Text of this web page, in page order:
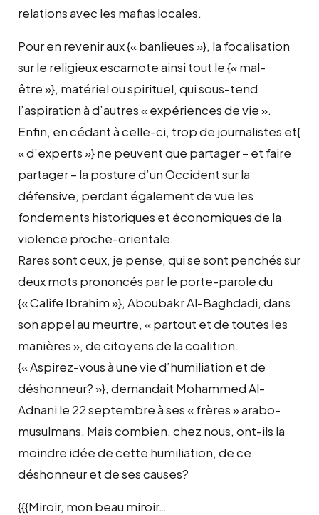
relations avec les mafias locales.
Pour en revenir aux {« banlieues »}, la focalisation
sur le religieux escamote ainsi tout le {« mal-
être »}, matériel ou spirituel, qui sous-tend
l’aspiration à d’autres « expériences de vie ».
Enfin, en cédant à celle-ci, trop de journalistes et{
« d’experts »} ne peuvent que partager – et faire
partager – la posture d’un Occident sur la
défensive, perdant également de vue les
fondements historiques et économiques de la
violence proche-orientale.
Rares sont ceux, je pense, qui se sont penchés sur
deux mots prononcés par le porte-parole du
{« Calife Ibrahim »}, Aboubakr Al-Baghdadi, dans
son appel au meurtre, « partout et de toutes les
manières », de citoyens de la coalition.
{« Aspirez-vous à une vie d’humiliation et de
déshonneur? »}, demandait Mohammed Al-
Adnani le 22 septembre à ses « frères » arabo-
musulmans. Mais combien, chez nous, ont-ils la
moindre idée de cette humiliation, de ce
déshonneur et de ses causes?
{{{Miroir, mon beau miroir…